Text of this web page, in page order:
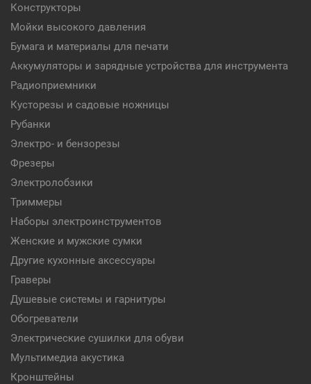
Конструкторы
Мойки высокого давления
Бумага и материалы для печати
Аккумуляторы и зарядные устройства для инструмента
Радиоприемники
Кусторезы и садовые ножницы
Рубанки
Электро- и бензорезы
Фрезеры
Электролобзики
Триммеры
Наборы электроинструментов
Женские и мужские сумки
Другие кухонные аксессуары
Граверы
Душевые системы и гарнитуры
Обогреватели
Электрические сушилки для обуви
Мультимедиа акустика
Кронштейны